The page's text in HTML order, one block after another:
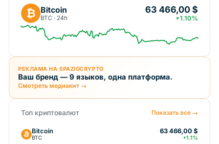
₿ Bitcoin
BTC · 24h
63 466,00 $
+1.10%
РЕКЛАМА НА SPAZIOCRYPTO
Ваш бренд — 9 языков, одна платформа.
Смотреть медиакит →
Топ криптовалют Показать все →
Bitcoin
BTC
63 466,00 $
+1.1%